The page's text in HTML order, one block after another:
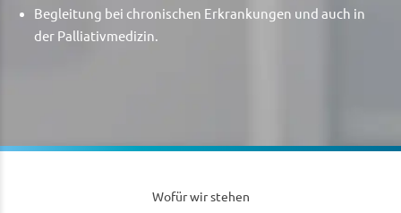
Begleitung bei chronischen Erkrankungen und auch in
der Palliativmedizin.
Wofür wir stehen